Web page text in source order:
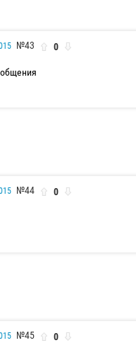
№43 0
№44 0
№45 0